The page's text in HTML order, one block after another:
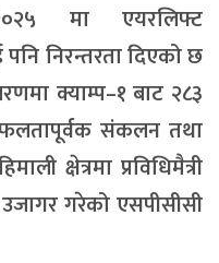
मा एयरलिफ्ट
निरन्तरता दिएको छ
क्याम्प–१ बाट २८३
सफलतापूर्वक संकलन तथा
क्षेत्रमा प्रविधिमैत्री
गरेको एसपीसीसी